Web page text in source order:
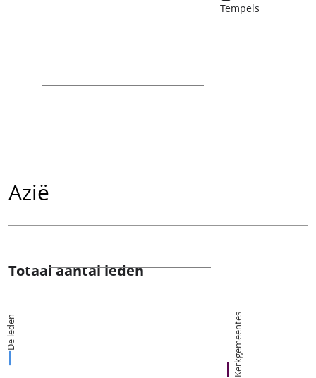
Tempels
Azië
Totaal aantal leden
De leden Kerkgemeentes